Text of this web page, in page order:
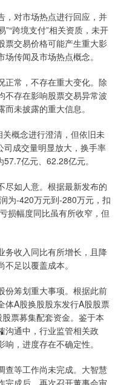
，对市场热点进行回应，并
”“跨境支付”相关资质，未开
票交易价格可能产生重大影
传闻及市场热点概念。
正常，不存在重大变化。除
不存在影响股票交易异常波
未披露的重大信息。
关概念进行澄清，但依旧未
成交量明显放大，换手率
亿元、62.28亿元。
尽如人意。根据最新发布的
为-420万元到-280万元，扣
损幅度同比虽有所收窄，但
务收入同比有所增长，且降
足以覆盖成本。
份筹划重大事项。根据此前
体A股换股股东发行A股股票
票募集配套资金。鉴于本
沟通中，行业监管相关政
，进度存在不确定性。
查等工作尚未完成。大智慧